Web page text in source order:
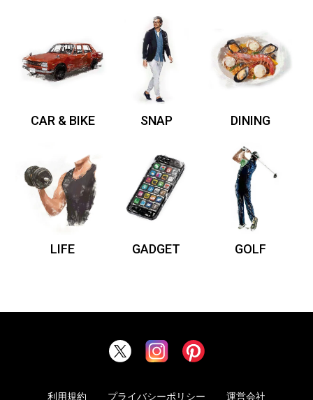
CAR & BIKE SNAP DINING
LIFE GADGET GOLF
利用規約 プライバシーポリシー 運営会社